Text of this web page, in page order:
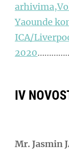
Yaounde
ICA/
2020
IV
Mr. Jasmin